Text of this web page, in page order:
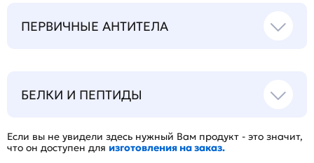
ПЕРВИЧНЫЕ АНТИТЕЛА
БЕЛКИ И ПЕПТИДЫ
Если вы не увидели здесь нужный Вам продукт - это значит,
что он доступен для изготовления на заказ.